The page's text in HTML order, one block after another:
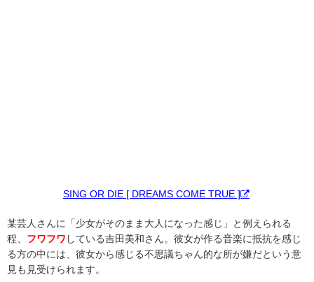
SING OR DIE [ DREAMS COME TRUE ]
某芸人さんに「少女がそのまま大人になった感じ」と例えられる
程、 フワフワ している吉田美和さん。彼女が作る音楽に抵抗を感じ
る方の中には、彼女から感じる不思議ちゃん的な所が嫌だという意
見も見受けられます。